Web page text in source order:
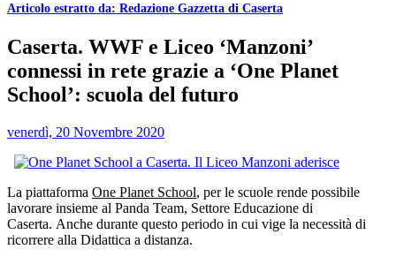
Articolo estratto da: Redazione Gazzetta di Caserta
Caserta. WWF e Liceo ‘Manzoni’
connessi in rete grazie a ‘One Planet
School’: scuola del futuro
venerdì, 20 Novembre 2020
La piattaforma One Planet School, per le scuole rende possibile
lavorare insieme al Panda Team, Settore Educazione di
Caserta. Anche durante questo periodo in cui vige la necessità di
ricorrere alla Didattica a distanza.